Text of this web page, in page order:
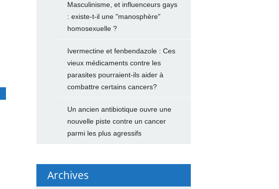
Masculinisme, et influenceurs gays
: existe-t-il une "manosphère"
homosexuelle ?
Ivermectine et fenbendazole : Ces
vieux médicaments contre les
parasites pourraient-ils aider à
combattre certains cancers?
Un ancien antibiotique ouvre une
nouvelle piste contre un cancer
parmi les plus agressifs
Archives